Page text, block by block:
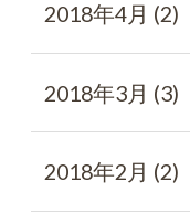
2018年4月 (2)
2018年3月 (3)
2018年2月 (2)